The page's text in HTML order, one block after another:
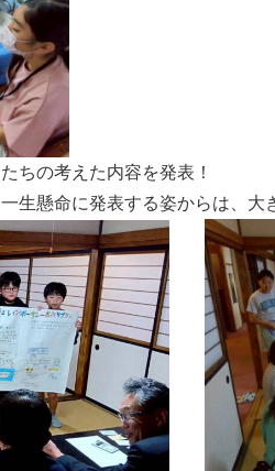
ちの考えた内容を発表！
生懸命に発表する姿からは、